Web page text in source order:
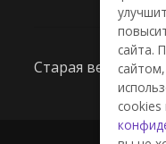
Старая версия
сайта.
cookies